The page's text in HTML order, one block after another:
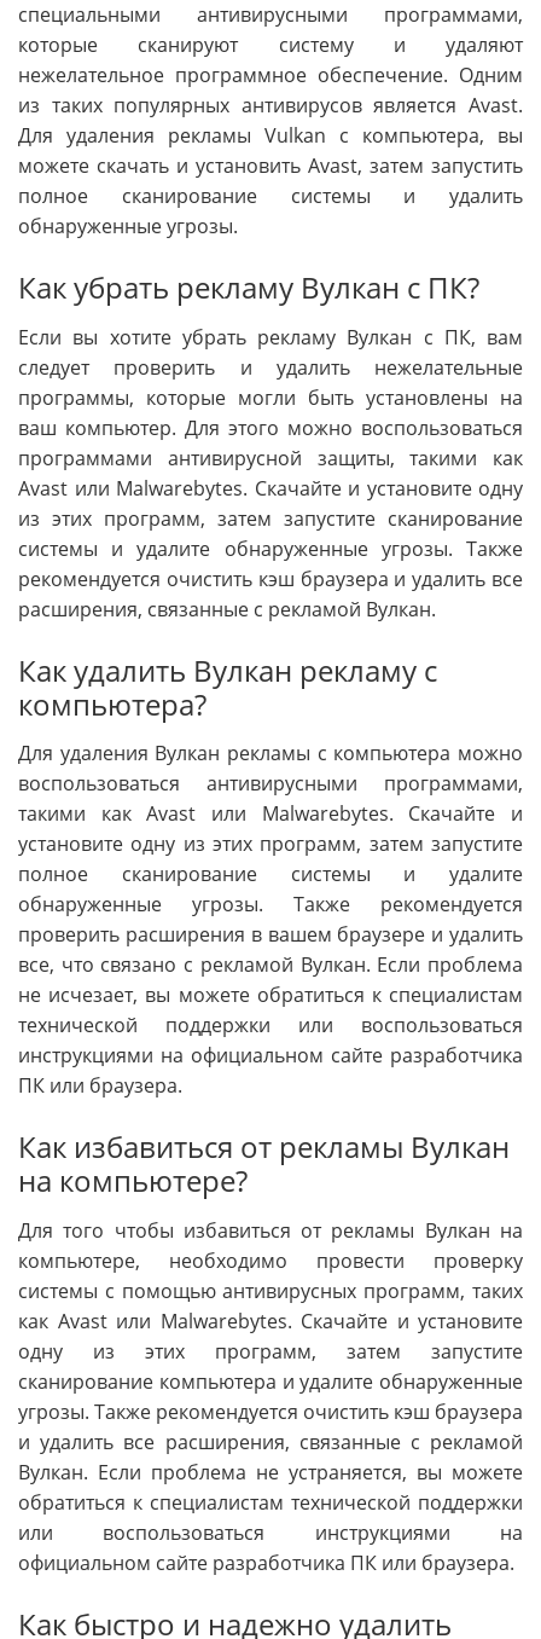
специальными антивирусными программами,
которые сканируют систему и удаляют
нежелательное программное обеспечение. Одним
из таких популярных антивирусов является Avast.
Для удаления рекламы Vulkan с компьютера, вы
можете скачать и установить Avast, затем запустить
полное сканирование системы и удалить
обнаруженные угрозы.
Как убрать рекламу Вулкан с ПК?
Если вы хотите убрать рекламу Вулкан с ПК, вам
следует проверить и удалить нежелательные
программы, которые могли быть установлены на
ваш компьютер. Для этого можно воспользоваться
программами антивирусной защиты, такими как
Avast или Malwarebytes. Скачайте и установите одну
из этих программ, затем запустите сканирование
системы и удалите обнаруженные угрозы. Также
рекомендуется очистить кэш браузера и удалить все
расширения, связанные с рекламой Вулкан.
Как удалить Вулкан рекламу с
компьютера?
Для удаления Вулкан рекламы с компьютера можно
воспользоваться антивирусными программами,
такими как Avast или Malwarebytes. Скачайте и
установите одну из этих программ, затем запустите
полное сканирование системы и удалите
обнаруженные угрозы. Также рекомендуется
проверить расширения в вашем браузере и удалить
все, что связано с рекламой Вулкан. Если проблема
не исчезает, вы можете обратиться к специалистам
технической поддержки или воспользоваться
инструкциями на официальном сайте разработчика
ПК или браузера.
Как избавиться от рекламы Вулкан
на компьютере?
Для того чтобы избавиться от рекламы Вулкан на
компьютере, необходимо провести проверку
системы с помощью антивирусных программ, таких
как Avast или Malwarebytes. Скачайте и установите
одну из этих программ, затем запустите
сканирование компьютера и удалите обнаруженные
угрозы. Также рекомендуется очистить кэш браузера
и удалить все расширения, связанные с рекламой
Вулкан. Если проблема не устраняется, вы можете
обратиться к специалистам технической поддержки
или воспользоваться инструкциями на
официальном сайте разработчика ПК или браузера.
Как быстро и надежно удалить